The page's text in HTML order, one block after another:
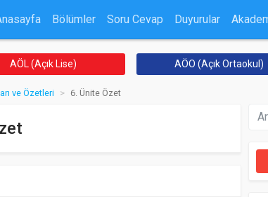
Bölümler Soru Cevap Duyurular
AÖL (Açık Lise) AÖO (Açık Ortaokul)
ve Özetleri 6. Ünite Özet